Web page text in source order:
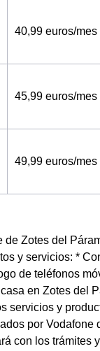
40,99 euros/mes
45,99 euros/mes
49,99 euros/mes
Zotes del
y servicios: *
de teléfonos
en Zotes del
servicios y
por Vodafone
con los trámites